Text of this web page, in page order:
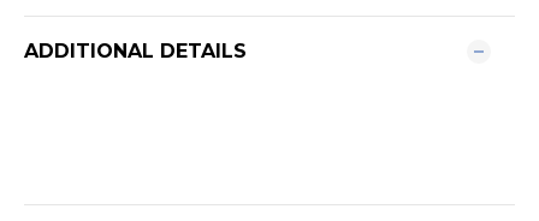
ADDITIONAL DETAILS